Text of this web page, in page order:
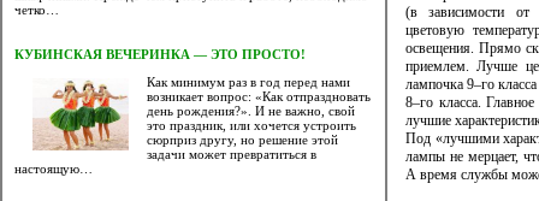
четко…
КУБИНСКАЯ ВЕЧЕРИНКА — ЭТО ПРОСТО!
Как минимум раз в год перед нами
возникает вопрос: «Как отпраздновать
день рождения?». И не важно, свой
это праздник, или хочется устроить
сюрприз другу, но решение этой
задачи может превратиться в
настоящую…
(в зависимости от
цветовую
освещения. Прямо
приемлем. Лучше
лампочка 9–го
8–го класса.
лучшие
Под «лучшими
лампы не мерцает,
А время службы